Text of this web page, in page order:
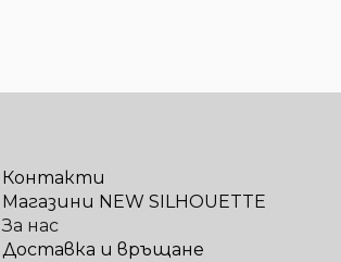
Контакти
Магазини NEW SILHOUETTE
За нас
Доставка и връщане